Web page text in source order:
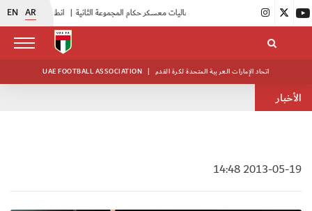
EN AR انطلاق منافسات بطولة النخبة لحرس الرئاسة |
UAE FOOTBALL ASSOCIATION | اتحاد الإمارات العربية المتحدة لكرة القدم
الأخبار
2013-05-19 14:48